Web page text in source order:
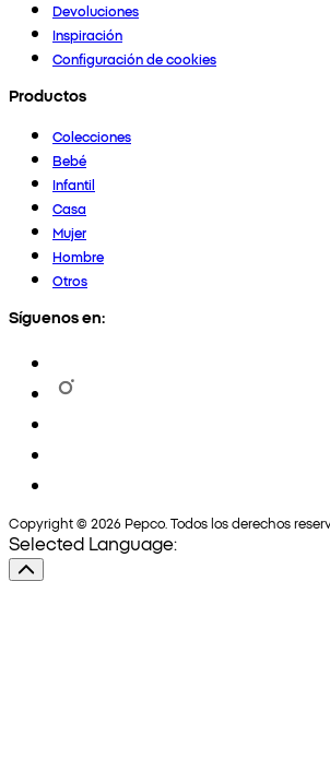
Devoluciones
Inspiración
Configuración de cookies
Productos
Colecciones
Bebé
Infantil
Casa
Mujer
Hombre
Otros
Síguenos en:
Copyright © 2026 Pepco. Todos los derechos
Selected Language: